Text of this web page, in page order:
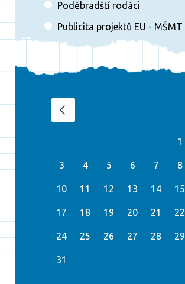
Poděbradští rodáci
Publicita projektů EU - MŠMT
1
3 4 5 6 7 8
10 11 12 13 14 15
17 18 19 20 21 22
24 25 26 27 28 29
31